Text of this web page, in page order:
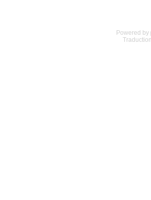
Powered by